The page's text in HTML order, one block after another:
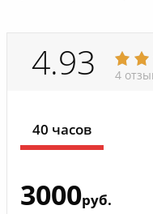
4.93 4
40 часов
3000руб.